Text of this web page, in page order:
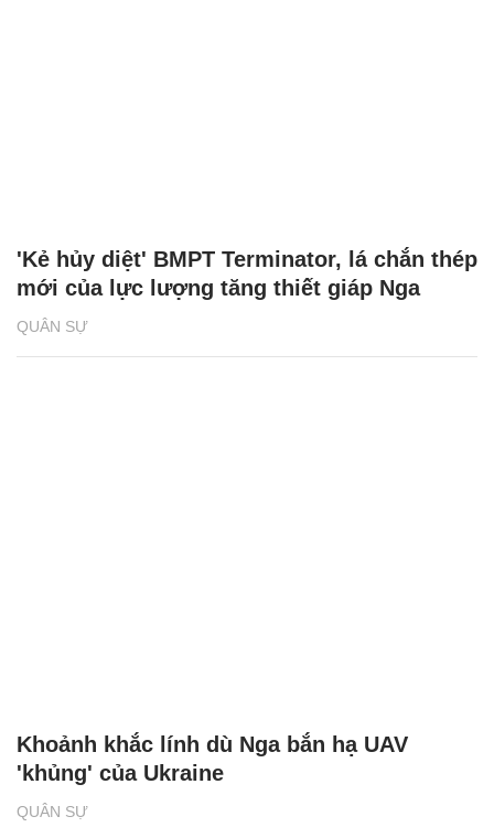
QUÂN SỰ
'Kẻ hủy diệt' BMPT Terminator, lá chắn thép
mới của lực lượng tăng thiết giáp Nga
QUÂN SỰ
Khoảnh khắc lính dù Nga bắn hạ UAV
'khủng' của Ukraine